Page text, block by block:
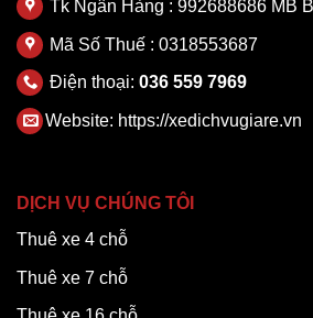
Tk Ngân Hàng : 992688686 MB
Mã Số Thuế : 0318553687
Điện thoại: 036 559 7969
Website: https://xedichvugiare.vn
DỊCH VỤ CHÚNG TÔI
Thuê xe 4 chỗ
Thuê xe 7 chỗ